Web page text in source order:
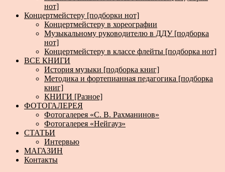
нот]
Концертмейстеру [подборки нот]
Концертмейстеру в хореографии
Музыкальному руководителю в ДДУ [подборка
нот]
Концертмейстеру в классе флейты [подборка нот]
ВСЕ КНИГИ
История музыки [подборка книг]
Методика и фортепианная педагогика [подборка
книг]
КНИГИ [Разное]
ФОТОГАЛЕРЕЯ
Фотогалерея «С. В. Рахманинов»
Фотогалерея «Нейгауз»
СТАТЬИ
Интервью
МАГАЗИН
Контакты